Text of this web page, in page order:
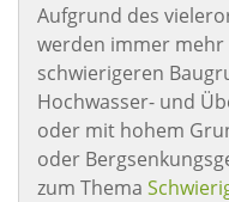
Aufgrund des
werden immer
schwierigeren
Hochwasser- und
oder mit hohem
oder
zum Thema